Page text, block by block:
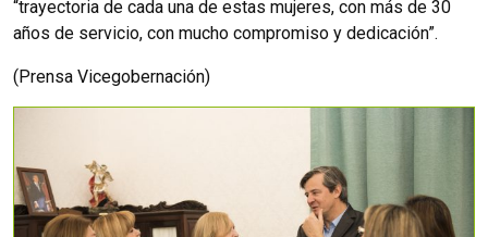
“trayectoria de cada una de estas mujeres, con más de 30
años de servicio, con mucho compromiso y dedicación”.
(Prensa Vicegobernación)